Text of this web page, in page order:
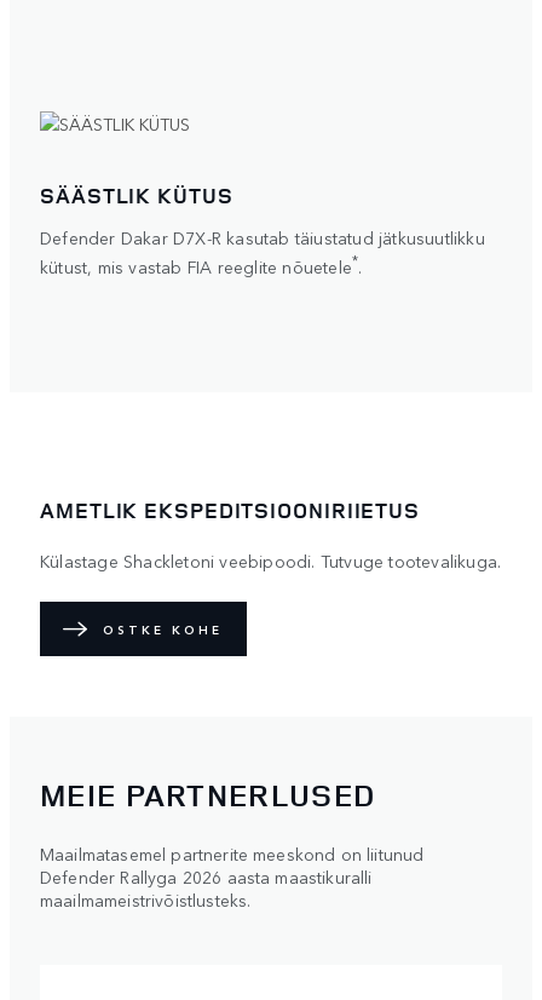
SÄÄSTLIK KÜTUS
Defender Dakar D7X-R kasutab täiustatud jätkusuutlikku
kütust, mis vastab FIA reeglite nõuetele*.
AMETLIK EKSPEDITSIOONIRIIETUS
Külastage Shackletoni veebipoodi. Tutvuge tootevalikuga.
OSTKE KOHE
MEIE PARTNERLUSED
Maailmatasemel partnerite meeskond on liitunud
Defender Rallyga 2026 aasta maastikuralli
maailmameistrivõistlusteks.